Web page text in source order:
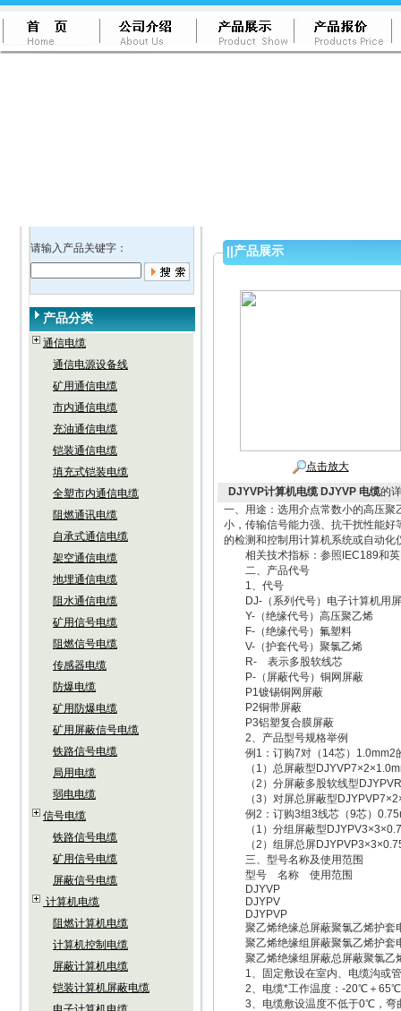
请输入产品关键字：
产品分类
通信电缆
通信电源设备线
矿用通信电缆
市内通信电缆
充油通信电缆
铠装通信电缆
填充式铠装电缆
全塑市内通信电缆
阻燃通讯电缆
自承式通信电缆
架空通信电缆
地埋通信电缆
阻水通信电缆
矿用信号电缆
阻燃信号电缆
传感器电缆
防爆电缆
矿用防爆电缆
矿用屏蔽信号电缆
铁路信号电缆
局用电缆
弱电电缆
信号电缆
铁路信号电缆
矿用信号电缆
屏蔽信号电缆
计算机电缆
阻燃计算机电缆
计算机控制电缆
屏蔽计算机电缆
铠装计算机屏蔽电缆
||产品展示
点击放大
DJYVP计算机电缆 DJYVP 电缆的
一、用途：选用介点常数小的高压
小，传输信号能力强、抗干扰性能
的检测和控制用计算机系统或自动
相关技术指标：参照IEC189和英
二、产品代号
1、代号
DJ-（系列代号）电子计算机用
Y-（绝缘代号）高压聚乙烯
F-（绝缘代号）氟塑料
V-（护套代号）聚氯乙烯
R- 表示多股软线芯
P-（屏蔽代号）铜网屏蔽
P1镀锡铜网屏蔽
P2铜带屏蔽
P3铝塑复合膜屏蔽
2、产品型号规格举例
例1：订购7对（14芯）1.0mm2
（1）总屏蔽型
（2）分屏蔽多股软线型
（3）对屏总屏蔽型
例2：订购3组3线芯（9芯）
（1）分组屏蔽型
（2）组屏总屏
三、型号名称及使用范围
型号 名称 使用范围
DJYVP
DJYPV
DJYPVP
聚乙烯绝缘总屏蔽聚氯乙烯护套
聚乙烯绝缘组屏蔽聚氯乙烯护套
聚乙烯绝缘组屏蔽总屏蔽聚氯
1、固定敷设在室内、电缆沟或
2、电缆*工作温度：-20℃＋65℃
3、电缆敷设温度不低于0℃，弯